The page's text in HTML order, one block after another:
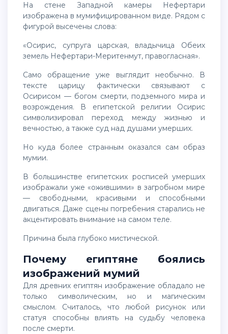
На стене Западной камеры Нефертари
изображена в мумифицированном виде. Рядом с
фигурой высечены слова:
«Осирис, супруга царская, владычица Обеих
земель Нефертари-Меритенмут, правогласная».
Само обращение уже выглядит необычно. В
тексте царицу фактически связывают с
Осирисом — богом смерти, подземного мира и
возрождения. В египетской религии Осирис
символизировал переход между жизнью и
вечностью, а также суд над душами умерших.
Но куда более странным оказался сам образ
мумии.
В большинстве египетских росписей умерших
изображали уже «ожившими» в загробном мире
— свободными, красивыми и способными
двигаться. Даже сцены погребения старались не
акцентировать внимание на самом теле.
Причина была глубоко мистической.
Почему египтяне боялись
изображений мумий
Для древних египтян изображение обладало не
только символическим, но и магическим
смыслом. Считалось, что любой рисунок или
статуя способны влиять на судьбу человека
после смерти.